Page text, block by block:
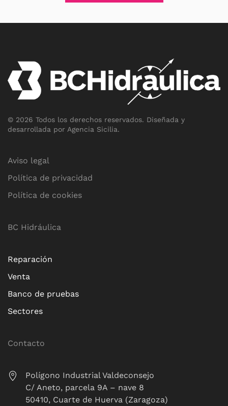
© 2026 Todos los derechos reservados. Diseñada y
desarrollada por Agencia Sicilia.
Aviso legal
Política de privacidad
Política de cookies
BC Hidráulica
Reparación
Venta
Banco de pruebas
Sectores
Contacto
Polígono Industrial Valdeconsejo
C/ Aneto, parcela 9A – nave 8
50410, Cuarte de Huerva (Zaragoza)